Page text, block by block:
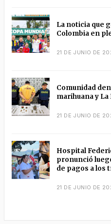
La noticia que
Colombia en
21 DE JUNIO DE
Comunidad
marihuana y
21 DE JUNIO DE
Hospital
pronunció
de pagos a los
21 DE JUNIO DE